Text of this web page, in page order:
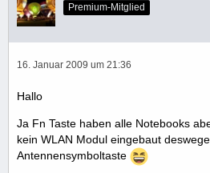
Premium-Mitglied
16. Januar 2009 um 21:36
Hallo
Ja Fn Taste haben alle Notebooks
kein WLAN Modul eingebaut
Antennensymboltaste